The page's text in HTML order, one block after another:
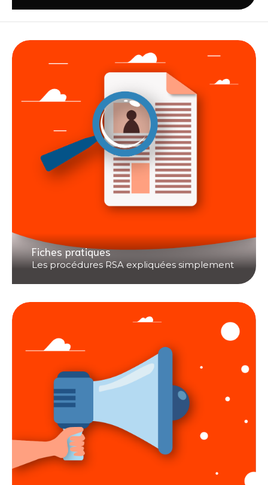
Fiches pratiques
Les procédures RSA expliquées simplement